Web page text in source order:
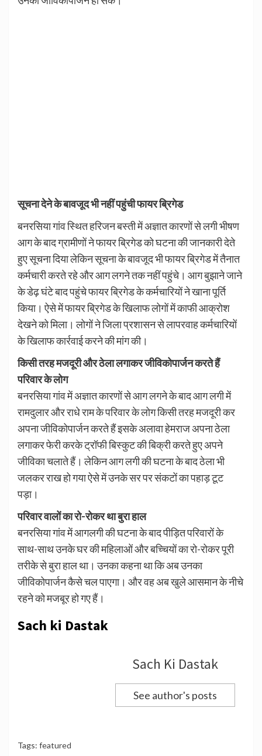
सूचना देने के बावजूद भी नहीं पहुंची फायर ब्रिगेड
बनरसिया गांव स्थित हरिजन बस्ती में अज्ञात कारणों से लगी भीषण
आग के बाद ग्रामीणों ने फायर ब्रिगेड को घटना की जानकारी देते
हुए सूचना दिया लेकिन सूचना के बावजूद भी फायर ब्रिगेड में तैनात
कर्मचारी करते रहे और आग लगने तक नहीं पहुंचे। आग बुझाने जाने
के डेढ़ घंटे बाद पहुंचे फायर ब्रिगेड के कर्मचारियों ने खाना पूर्ति
किया। ऐसे में फायर ब्रिगेड के खिलाफ लोगों में काफी आक्रोश
देखने को मिला। लोगों ने जिला प्रशासन से लापरवाह कर्मचारियों
के खिलाफ कार्रवाई करने की मांग की।
किसी तरह मजदूरी और ठेला लगाकर जीविकोपार्जन करते हैं
परिवार के लोग
बनरसिया गांव में अज्ञात कारणों से आग लगने के बाद आग लगी में
रामदुलार और राधे राम के परिवार के लोग किसी तरह मजदूरी कर
अपना जीविकोपार्जन करते हैं इसके अलावा हेमराज अपना ठेला
लगाकर फेरी करके ट्रॉफी बिस्कुट की बिक्री करते हुए अपने
जीविका चलाते हैं। लेकिन आग लगी की घटना के बाद ठेला भी
जलकर राख हो गया ऐसे में उनके सर पर संकटों का पहाड़ टूट
पड़ा।
परिवार वालों का रो-रोकर था बुरा हाल
बनरसिया गांव में आगलगी की घटना के बाद पीड़ित परिवारों के
साथ-साथ उनके घर की महिलाओं और बच्चियों का रो-रोकर पूरी
तरीके से बुरा हाल था। उनका कहना था कि अब उनका
जीविकोपार्जन कैसे चल पाएगा। और वह अब खुले आसमान के नीचे
रहने को मजबूर हो गए हैं।
Sach ki Dastak
Sach Ki Dastak
See author's posts
Tags: featured